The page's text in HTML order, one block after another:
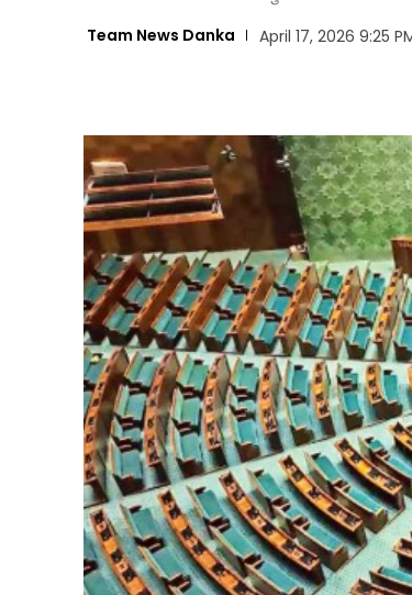
Team News Danka April 17, 2026 9:25